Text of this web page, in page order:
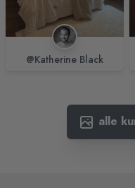
@Katherine Black
alle